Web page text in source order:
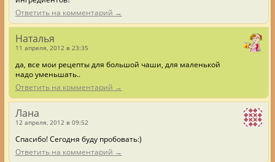
Ответить на комментарий →
Наталья
11 апреля, 2012 в 23:35
да, все мои рецепты для большой чаши, для маленькой
надо уменьшать..
Ответить на комментарий →
Лана
12 апреля, 2012 в 09:52
Спасибо! Сегодня буду пробовать:)
Ответить на комментарий →